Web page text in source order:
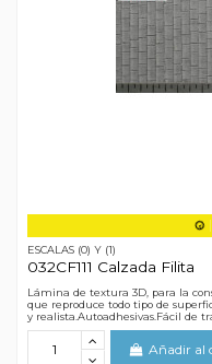
ESCALAS (0) Y (1)
032CF111 Calzada Filita
Lámina de textura 3D, para la
que reproduce todo tipo de
y realista.Autoadhesivas.Fácil de
Añadir al